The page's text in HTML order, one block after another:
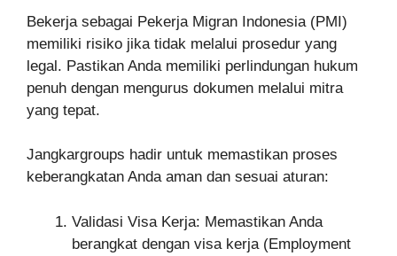
Bekerja sebagai Pekerja Migran Indonesia (PMI)
memiliki risiko jika tidak melalui prosedur yang
legal. Pastikan Anda memiliki perlindungan hukum
penuh dengan mengurus dokumen melalui mitra
yang tepat.
Jangkargroups hadir untuk memastikan proses
keberangkatan Anda aman dan sesuai aturan:
Validasi Visa Kerja: Memastikan Anda
berangkat dengan visa kerja (Employment